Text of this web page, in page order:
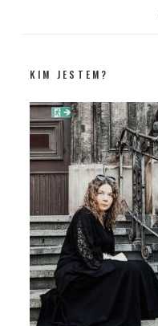
KIM JESTEM?